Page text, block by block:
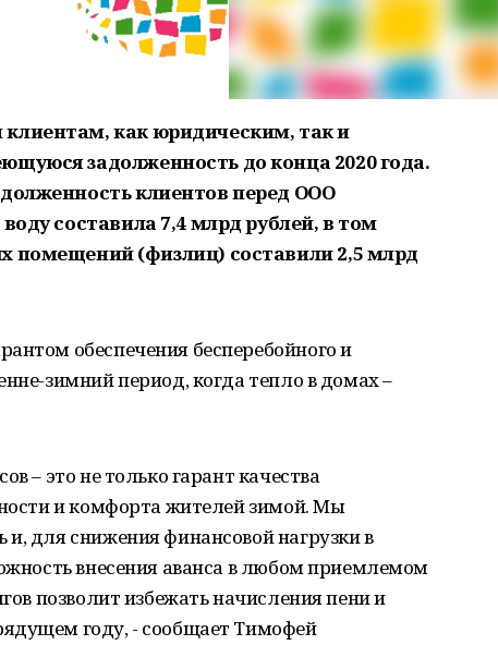
как юридическим, так и
задолженность до конца 2020 года.
клиентов перед ООО
составила 7,4 млрд рублей, в том
помещений (физлиц) составили 2,5 млрд
обеспечения бесперебойного и
зимний период, когда тепло в домах –
– это не только гарант качества
и комфорта жителей зимой. Мы
для снижения финансовой нагрузки в
внесения аванса в любом приемлемом
позволит избежать начисления пени и
году, - сообщает Тимофей